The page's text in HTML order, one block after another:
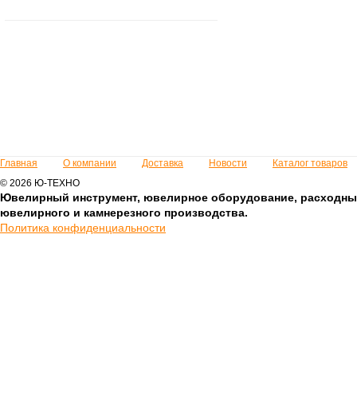
Главная О компании Доставка Новости
Каталог товаров
© 2026 Ю-ТЕХНО
Ювелирный инструмент, ювелирное оборудование,
ювелирного и камнерезного производства.
Политика конфиденциальности